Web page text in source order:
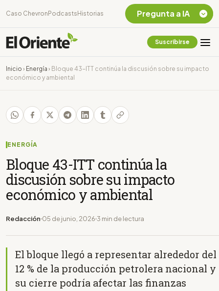
Caso Chevron Podcasts Historias
Suscribirse
Inicio › Energía › Bloque 43-ITT continúa la discusión sobre su impacto
económico y ambiental
ENERGÍA
Bloque 43-ITT continúa la
discusión sobre su impacto
económico y ambiental
Redacción 05 de junio, 2026 3 min de lectura
El bloque llegó a representar alrededor del
12 % de la producción petrolera nacional y
su cierre podría afectar las finanzas
Pregunta a IA
Chevron Ecuador